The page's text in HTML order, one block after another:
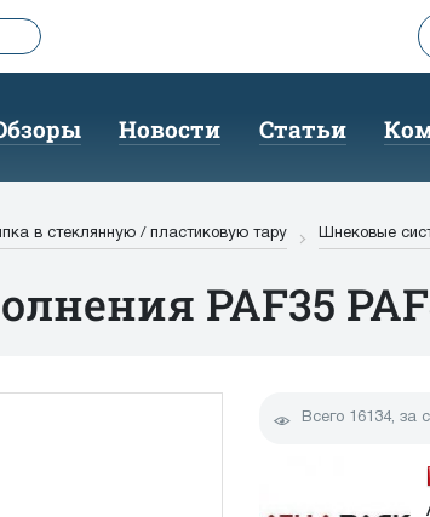
Новости Статьи
в стеклянную / пластиковую тару Шнековые
PAF35
Всего 16134, за